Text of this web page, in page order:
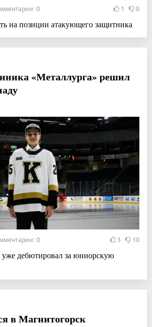
0 1 0
на позиции атакующего защитника
«Металлурга» решил
0 3 10
дебютировал за юниорскую
в Магнитогорск